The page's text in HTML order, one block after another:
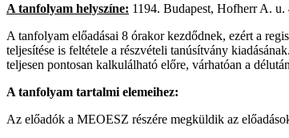
A tanfolyam helyszíne: 1194. Budapest, Hofherr A. u.
A tanfolyam előadásai 8 órakor kezdődnek, ezért a
teljesítése is feltétele a részvételi tanúsítvány
teljesen pontosan kalkulálható előre, várhatóan a
A tanfolyam tartalmi elemeihez:
Az előadók a MEOESZ részére megküldik az